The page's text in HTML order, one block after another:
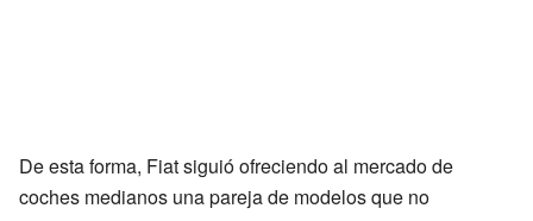
De esta forma, Fiat siguió ofreciendo al mercado de
coches medianos una pareja de modelos que no